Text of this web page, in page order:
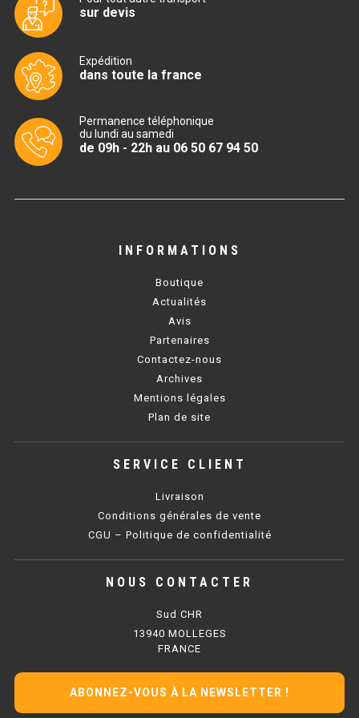
TABLE RÉFRIGÉRÉE
TABLE 600
TABLE 700 VITRÉE
TABLE CONGÉLATEUR
SOUBASSEMENT RÉFRIGÉRÉ
TABLE DE PRÉPARATION
SALADETTE COMPACTE
SALADETTE 800 VITRÉE
sur devis
Expédition
dans toute la france
Permanence téléphonique
du lundi au samedi
de 09h - 22h au 06 50 67 94 50
INFORMATIONS
Boutique
Actualités
Avis
Partenaires
Contactez-nous
Archives
Mentions légales
Plan de site
SERVICE CLIENT
Livraison
Conditions générales de vente
CGU – Politique de confidentialité
NOUS CONTACTER
Sud CHR
13940 MOLLEGES
FRANCE
ABONNEZ-VOUS À LA NEWSLETTER !